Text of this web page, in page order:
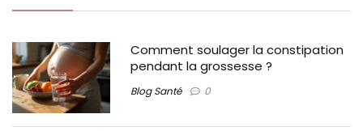
Comment soulager la constipation
pendant la grossesse ?
Blog Santé 0